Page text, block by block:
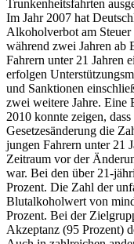
Trunkenheitsfahrten
Im Jahr 2007 hat
Alkoholverbot am
während zwei Jahren ab
Fahrern unter 21 Jahren
erfolgen
und Sanktionen
zwei weitere Jahre. Eine
2010 konnte zeigen,
Gesetzesänderung die
jungen Fahrern unter 21
Zeitraum vor der
war. Bei den über 21-
Prozent. Die Zahl der
Blutalkoholwert von
Prozent. Bei der
Akzeptanz (95 Prozent)